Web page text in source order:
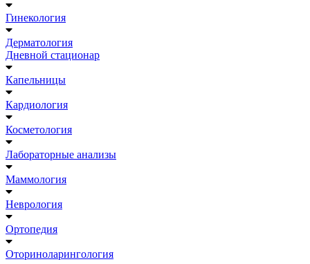
Гинекология
Дерматология
Дневной стационар
Капельницы
Кардиология
Косметология
Лабораторные анализы
Маммология
Неврология
Ортопедия
Оториноларингология